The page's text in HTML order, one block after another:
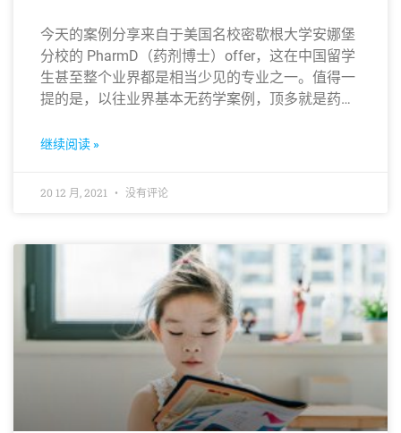
今天的案例分享来自于美国名校密歇根大学安娜堡
分校的 PharmD（药剂博士）offer，这在中国留学
生甚至整个业界都是相当少见的专业之一。值得一
提的是，以往业界基本无药学案例，顶多就是药学
MD也就是常说的医学博士，含金量不言而喻。
继续阅读 »
20 12 月, 2021 没有评论